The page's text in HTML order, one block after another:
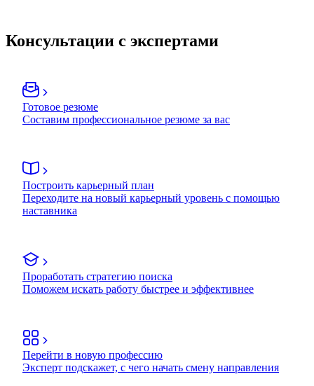
Консультации с экспертами
Готовое резюме
Составим профессиональное резюме за вас
Построить карьерный план
Переходите на новый карьерный уровень с помощью
наставника
Проработать стратегию поиска
Поможем искать работу быстрее и эффективнее
Перейти в новую профессию
Эксперт подскажет, с чего начать смену направления